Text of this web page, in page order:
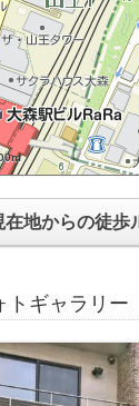
在地からの徒歩
トギャラリー